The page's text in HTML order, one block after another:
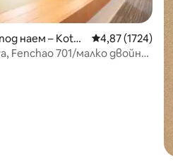
5, 136 отзива
наем – Koto
Средна
4,87 (1724)
Fenchao 701/малко двойно